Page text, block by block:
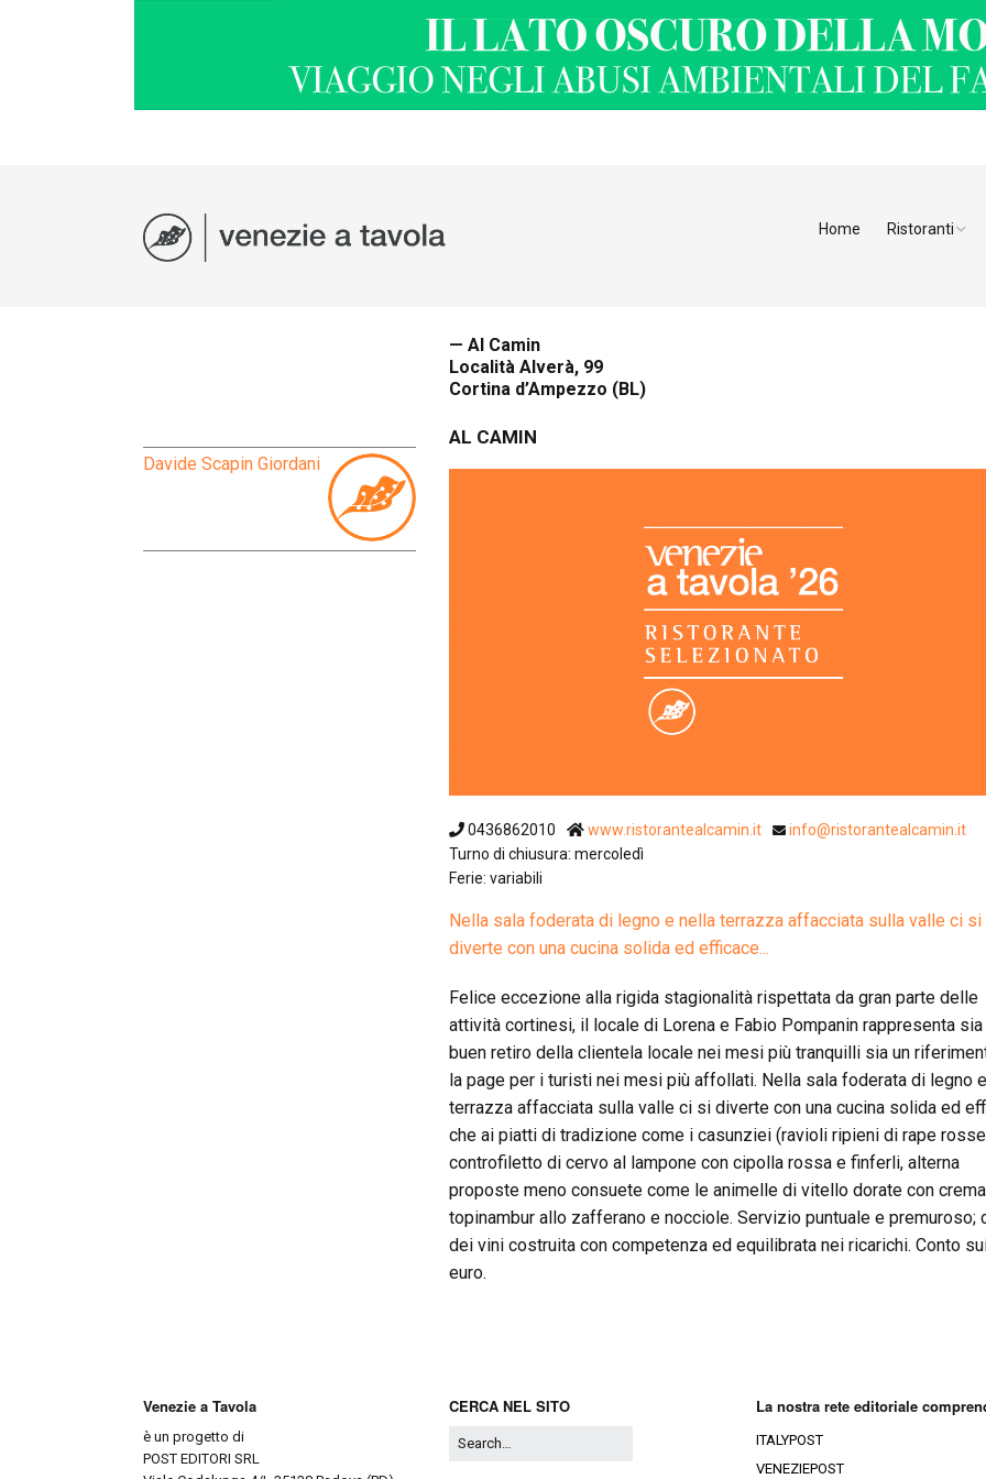
Home Ristoranti
Davide Scapin Giordani
— Al Camin
Località Alverà, 99
Cortina d’Ampezzo (BL)
AL CAMIN
0436862010 www.ristorantealcamin.it
info@ristorantealcamin.it
Turno di chiusura: mercoledì
Ferie: variabili
Nella sala foderata di legno e nella terrazza affacciata sulla valle ci si
diverte con una cucina solida ed efficace...
Felice eccezione alla rigida stagionalità rispettata da gran parte delle
attività cortinesi, il locale di Lorena e Fabio Pompanin rappresenta sia
buen retiro della clientela locale nei mesi più tranquilli sia un
la page per i turisti nei mesi più affollati. Nella sala foderata di legno
terrazza affacciata sulla valle ci si diverte con una cucina solida ed
che ai piatti di tradizione come i casunziei (ravioli ripieni di rape
controfiletto di cervo al lampone con cipolla rossa e finferli, alterna
proposte meno consuete come le animelle di vitello dorate con
topinambur allo zafferano e nocciole. Servizio puntuale e premuroso;
dei vini costruita con competenza ed equilibrata nei ricarichi. Conto
euro.
Venezie a Tavola
è un progetto di
POST EDITORI SRL
CERCA NEL SITO La nostra rete editoriale
ITALYPOST
VENEZIEPOST